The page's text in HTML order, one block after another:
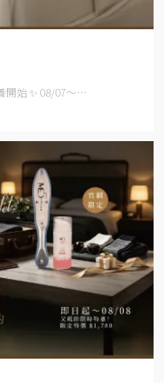
開始 ✨ 08/07～⋯